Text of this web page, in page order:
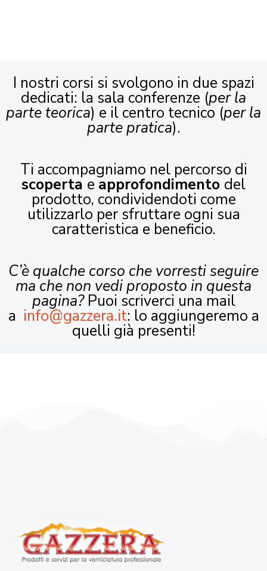
I nostri corsi si svolgono in due spazi
dedicati: la sala conferenze (per la
parte teorica) e il centro tecnico (per la
parte pratica).
Ti accompagniamo nel percorso di
scoperta e approfondimento del
prodotto, condividendoti come
utilizzarlo per sfruttare ogni sua
caratteristica e beneficio.
C’è qualche corso che vorresti seguire
ma che non vedi proposto in questa
pagina?Puoi scriverci una mail
a info@gazzera.it: lo aggiungeremo a
quelli già presenti!